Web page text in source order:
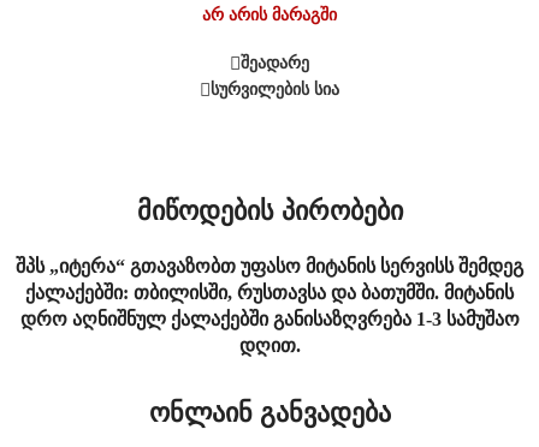
არ არის მარაგში
შეადარე
სურვილების სია
მიწოდების პირობები
შპს „იტერა“ გთავაზობთ უფასო მიტანის სერვისს შემდეგ
ქალაქებში: თბილისში, რუსთავსა და ბათუმში. მიტანის
დრო აღნიშნულ ქალაქებში განისაზღვრება 1-3 სამუშაო
დღით.
ონლაინ განვადება